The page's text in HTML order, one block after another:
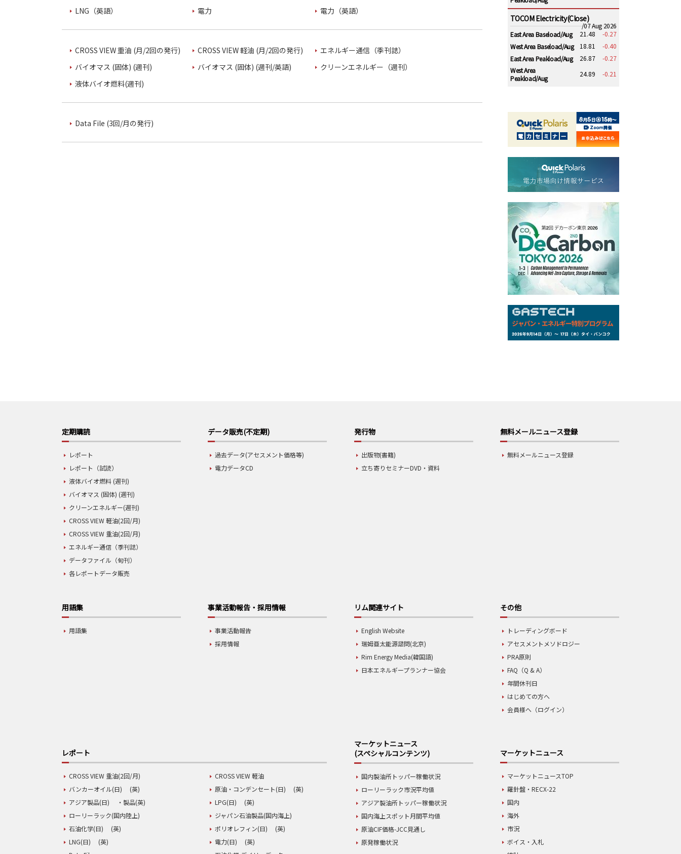
LNG（英語）
電力 電力（英語）
CROSS VIEW 重油 (月/2回の発行) CROSS VIEW 軽油 (月/2回の発行)
エネルギー通信（季刊誌）
バイオマス (固体) (週刊)
バイオマス (固体) (週刊/英語)
クリーンエネルギー（週刊）
液体バイオ燃料(週刊)
Data File (3回/月の発行)
TOCOM Electricity(Close)
/07 Aug 2026
East Area Baseload/Aug
21.48
-0.27
West Area Baseload/Aug
18.81
-0.40
East Area Peakload/Aug
26.87
-0.27
West Area
Peakload/Aug
24.89 -0.21
定期購読
レポート
レポート（試読）
液体バイオ燃料 (週刊)
バイオマス (固体) (週刊)
クリーンエネルギー(週刊)
CROSS VIEW 軽油(2回/月)
CROSS VIEW 重油(2回/月)
エネルギー通信（季刊誌）
データファイル（旬刊）
各レポートデータ販売
データ販売(不定期)
過去データ(アセスメント価格等)
電力データCD
発行物
出版物(書籍)
立ち寄りセミナーDVD・資料
無料メールニュース登録
無料メールニュース登録
用語集
用語集
事業活動報告・採用情報
事業活動報告
採用情報
リム関連サイト
English Website
瑞姆亜太能源諮問(北京)
Rim Energy Media(韓国語)
日本エネルギープランナー協会
その他
トレーディングボード
アセスメントメソドロジー
PRA原則
FAQ（Q & A）
年間休刊日
はじめての方へ
会員様へ（ログイン）
レポート
CROSS VIEW 重油(2回/月)
CROSS VIEW 軽油
バンカーオイル(日)
(英) 原油・コンデンセート(日)
(英)
アジア製品(日)
・製品(英) LPG(日)
(英)
ローリーラック(国内陸上)
ジャパン石油製品(国内海上)
石油化学(日)
(英) ポリオレフィン(日)
(英)
LNG(日)
(英) 電力(日)
(英)
マーケットニュース
(スペシャルコンテンツ)
国内製油所トッパー稼働状況
ローリーラック市況平均値
アジア製油所トッパー稼働状況
国内海上スポット月間平均値
原油CIF価格-JCC見通し
原発稼働状況
マーケットニュース
マーケットニュースTOP
羅針盤・RECX-22
国内
海外
市況
ボイス・入札